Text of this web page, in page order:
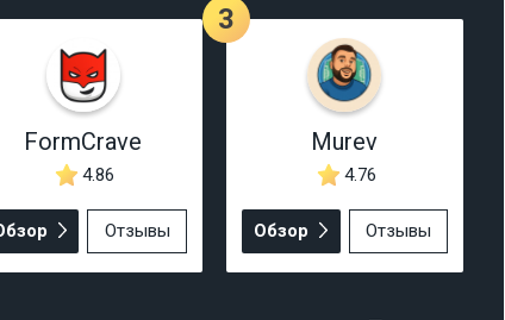
FormCrave
4.86
Отзывы
3
Murev
4.76
Обзор Отзывы